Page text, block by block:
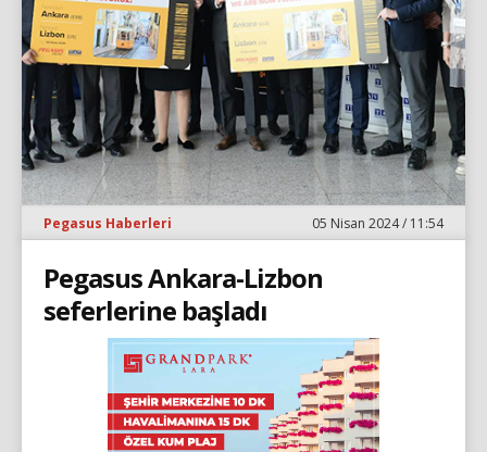
Pegasus Haberleri 05 Nisan 2024 / 11:54
Pegasus Ankara-Lizbon
seferlerine başladı